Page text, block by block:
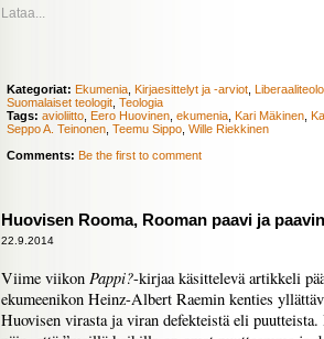
Lataa...
Kategoriat: Ekumenia Kirjaesittelyt ja -arviot
Suomalaiset teologit Teologia
Tags: avioliitto Eero Huovinen ekumenia Kari Mäkinen
Seppo A. Teinonen Teemu Sippo Wille Riekkinen
Comments: Be the first to comment
Huovisen Rooma, Rooman paavi ja
22.9.2014
Viime viikon Pappi?-kirjaa käsittelevä artikkeli
ekumeenikon Heinz-Albert Raemin kenties
Huovisen virasta ja viran defekteistä eli puutteista.